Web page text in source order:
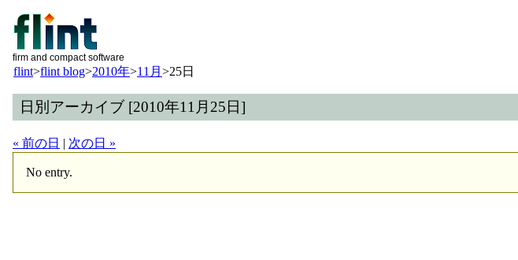
firm and compact software
flint>flint blog>2010年>11月 >25日
日別アーカイブ [2010年11月25日]
« 前の日 | 次の日 »
No entry.